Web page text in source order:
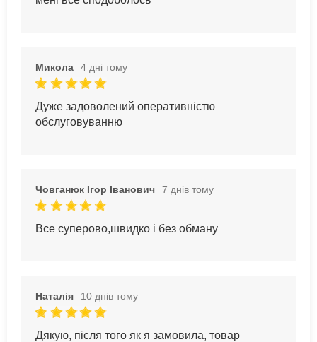
Микола 4 дні тому
Дуже задоволений оперативністю
обслуговуванню
Човганюк Ігор Іванович 7 днів тому
Все суперово,швидко і без обману
Наталія 10 днів тому
Дякую, після того як я замовила, товар